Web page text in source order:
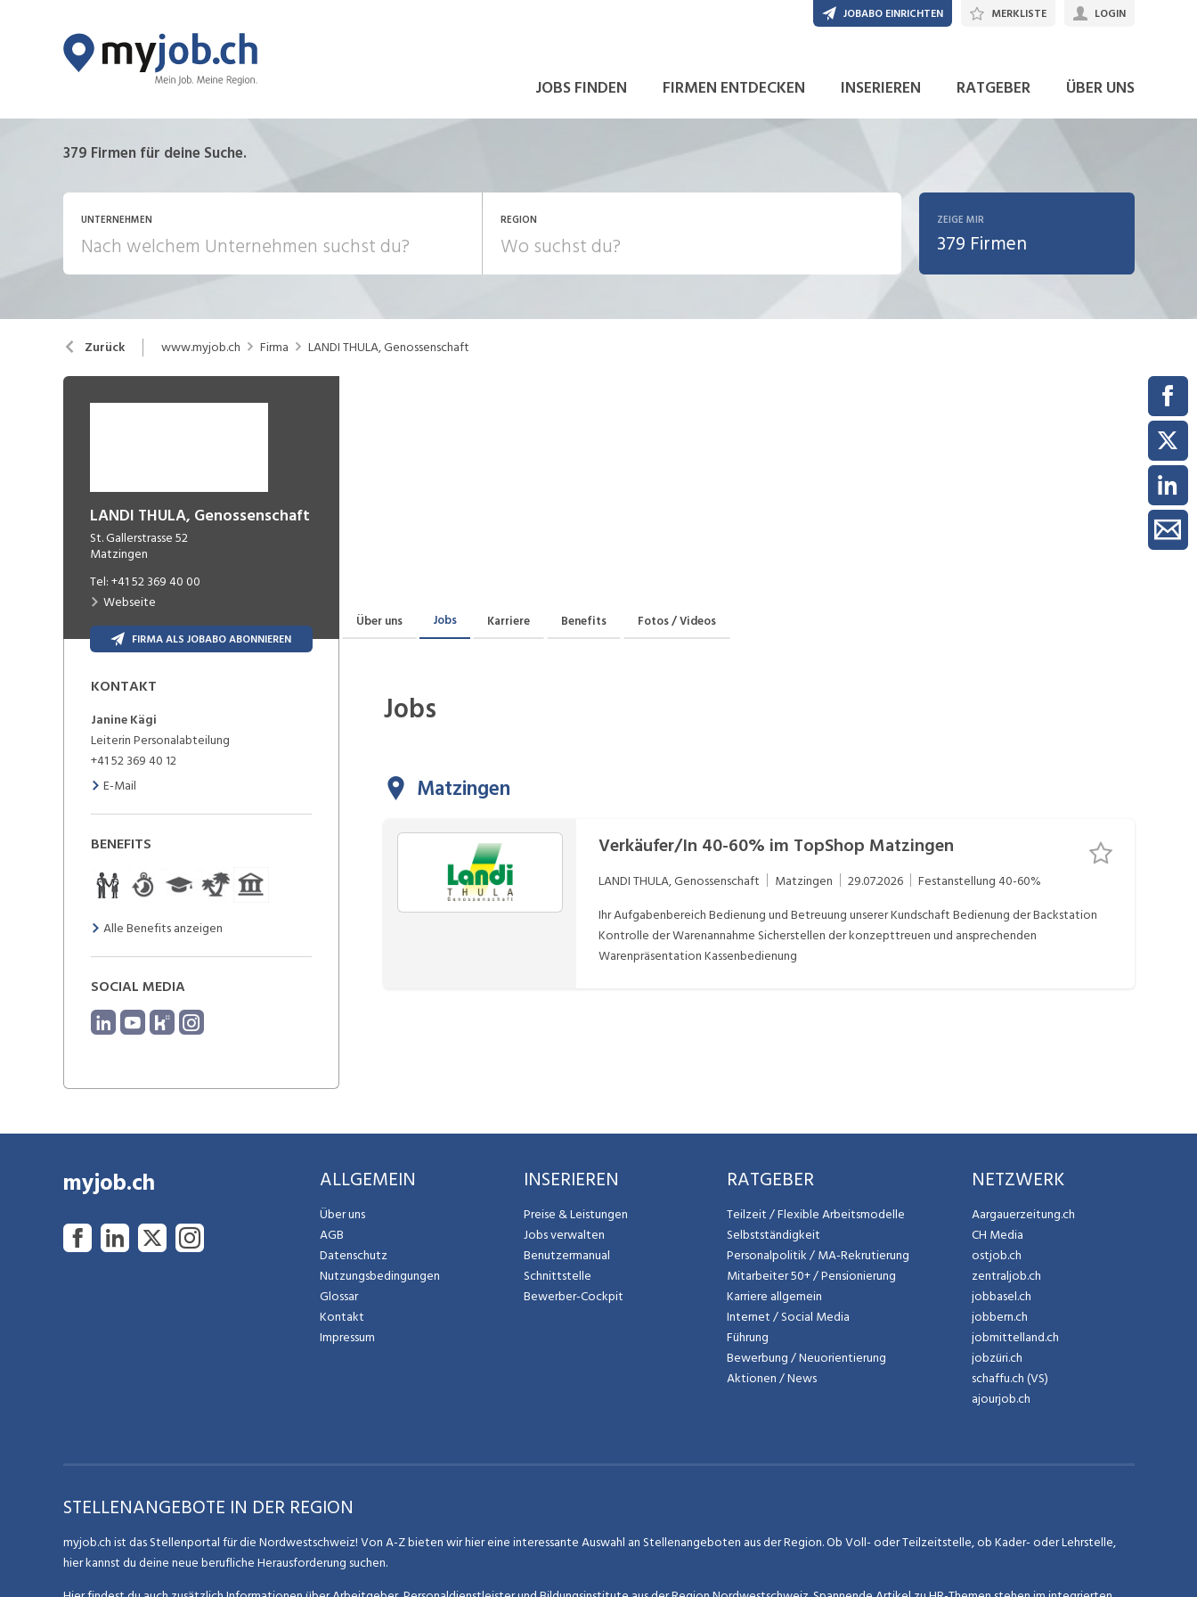
JOBS FINDEN FIRMEN ENTDECKEN INSERIEREN RATGEBER ÜBER UNS
JOBABO EINRICHTEN MERKLISTE LOGIN
379 Firmen für deine Suche.
UNTERNEHMEN REGION ZEIGE MIR
379 Firmen
Zurück www.myjob.ch Firma LANDI THULA, Genossenschaft
LANDI THULA, Genossenschaft
St. Gallerstrasse 52
Matzingen
Tel:+41 52 369 40 00
Webseite
FIRMA ALS JOBABO ABONNIEREN
Über uns Jobs Karriere Benefits Fotos / Videos
KONTAKT
JanineKägi
Leiterin Personalabteilung
+41 52 369 40 12
E-Mail
BENEFITS
Alle Benefits anzeigen
SOCIAL MEDIA
Jobs
Matzingen
Verkäufer/In 40-60% im TopShop Matzingen
LANDI THULA, Genossenschaft Matzingen 29.07.2026 Festanstellung40-60%
Ihr Aufgabenbereich Bedienung und Betreuung unserer Kundschaft Bedienung der Backstation
Kontrolle der Warenannahme Sicherstellen der konzepttreuen und ansprechenden
Warenpräsentation Kassenbedienung
myjob.ch ALLGEMEIN
Über uns
AGB
Datenschutz
Nutzungsbedingungen
Glossar
Kontakt
Impressum
INSERIEREN
Preise & Leistungen
Jobs verwalten
Benutzermanual
Schnittstelle
Bewerber-Cockpit
RATGEBER
Teilzeit / Flexible Arbeitsmodelle
Selbstständigkeit
Personalpolitik / MA-Rekrutierung
Mitarbeiter 50+ / Pensionierung
Karriere allgemein
Internet / Social Media
Führung
Bewerbung / Neuorientierung
Aktionen / News
NETZWERK
Aargauerzeitung.ch
CH Media
ostjob.ch
zentraljob.ch
jobbasel.ch
jobbern.ch
jobmittelland.ch
jobzüri.ch
schaffu.ch (VS)
ajourjob.ch
STELLENANGEBOTE IN DER REGION
myjob.ch ist das Stellenportal für die Nordwestschweiz! Von A-Z bieten wir hier eine interessante Auswahl an Stellenangeboten aus der Region. Ob Voll- oder Teilzeitstelle, ob Kader- oder Lehrstelle,
hier kannst du deine neue berufliche Herausforderung suchen.